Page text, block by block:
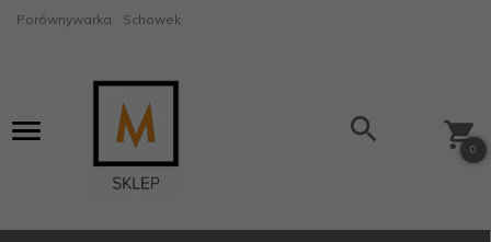
Porównywarka Schowek
0